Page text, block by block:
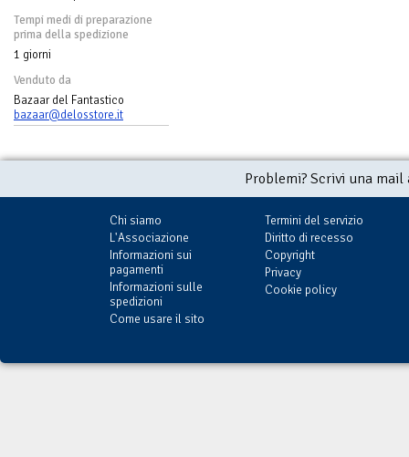
Tempi medi di preparazione
prima della spedizione
1 giorni
Venduto da
Bazaar del Fantastico
bazaar@delosstore.it
Problemi? Scrivi una
Chi siamo
L'Associazione
Informazioni sui
pagamenti
Informazioni sulle
spedizioni
Come usare il sito
Termini del servizio
Diritto di recesso
Copyright
Privacy
Cookie policy